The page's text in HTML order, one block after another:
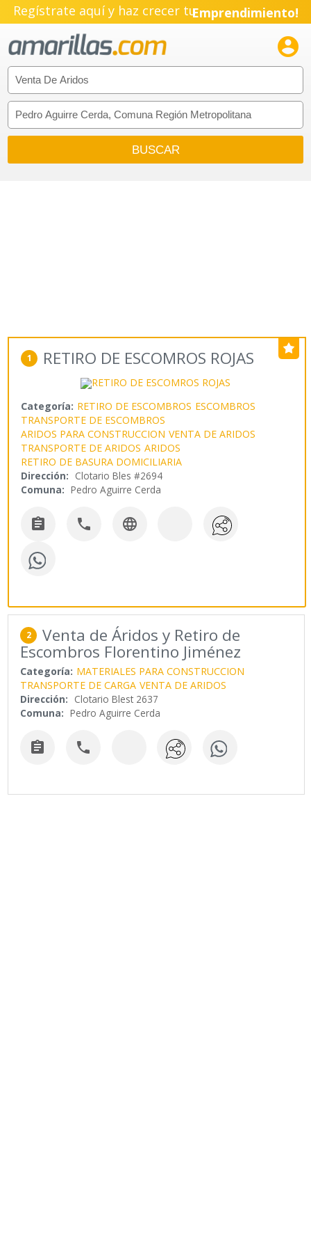
Regístrate aquí y haz crecer tuEmprendimiento!

1 RETIRO DE ESCOMROS ROJAS
Categoría: RETIRO DE ESCOMBROS ESCOMBROS
TRANSPORTE DE ESCOMBROS
ARIDOS PARA CONSTRUCCION VENTA DE ARIDOS
TRANSPORTE DE ARIDOS ARIDOS
RETIRO DE BASURA DOMICILIARIA
Dirección: Clotario Bles #2694
Comuna: Pedro Aguirre Cerda
  
2 Venta de Áridos y Retiro de
Escombros Florentino Jiménez
Categoría: MATERIALES PARA CONSTRUCCION
TRANSPORTE DE CARGA VENTA DE ARIDOS
Dirección: Clotario Blest 2637
Comuna: Pedro Aguirre Cerda
 